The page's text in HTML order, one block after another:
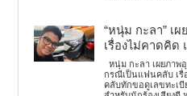
“หนุ่ม กะลา” เ
เรื่องไม่คาดคิด
หนุ่ม กะลา เผยภา
กรณีเป็นแฟนคลับ เรื่
คลับทักขอดูเลขทะเบี